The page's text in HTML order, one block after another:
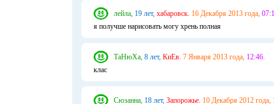
лейла, 19 лет, хабаровск. 16 Декабря 2013 года,
я получше нарисовать могу хрень полная
ТаНюХа, 8 лет, КиЕв. 7 Января 2013 года, 12:46.
клас
Сюзанна, 18 лет, Запорожье. 10 Декабря 2012 года,